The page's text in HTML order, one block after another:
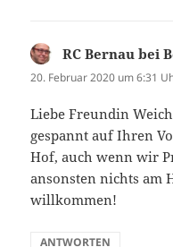
RC Bernau bei
20. Februar 2020 um 6:31
Liebe Freundin
gespannt auf Ihren
Hof, auch wenn wir
ansonsten nichts am
willkommen!
ANTWORTEN